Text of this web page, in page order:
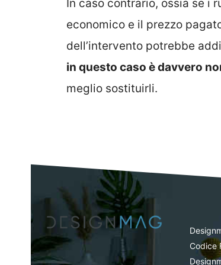
In caso contrario, ossia se i
economico e il prezzo
dell’intervento potrebbe
in questo caso è davvero
meglio sostituirli.
Codice